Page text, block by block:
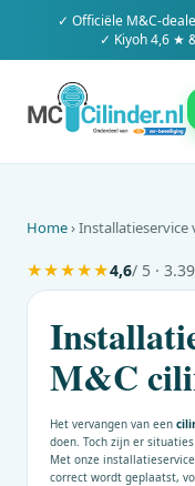
✓ Officiële M&C-
✓ Kiyoh 4,6 ★
Home›
★★★★★4,6/ 5 ·
M&C
Het vervangen van een
doen. Toch zijn er
Met onze
correct wordt geplaatst,